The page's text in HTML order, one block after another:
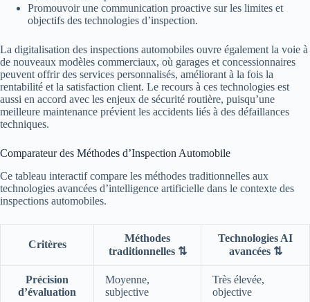
Promouvoir une communication proactive sur les limites et
objectifs des technologies d’inspection.
La digitalisation des inspections automobiles ouvre également la voie à
de nouveaux modèles commerciaux, où garages et concessionnaires
peuvent offrir des services personnalisés, améliorant à la fois la
rentabilité et la satisfaction client. Le recours à ces technologies est
aussi en accord avec les enjeux de sécurité routière, puisqu’une
meilleure maintenance prévient les accidents liés à des défaillances
techniques.
Comparateur des Méthodes d’Inspection Automobile
Ce tableau interactif compare les méthodes traditionnelles aux
technologies avancées d’intelligence artificielle dans le contexte des
inspections automobiles.
Critères
Méthodes
traditionnelles ⇅
Technologies AI
avancées ⇅
Précision
d’évaluation
Moyenne,
subjective
Très élevée,
objective